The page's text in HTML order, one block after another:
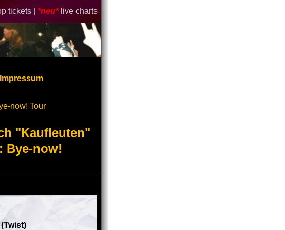
tickets | *neu* live charts
Impressum
now! Tour
"Kaufleuten"
Bye-now!